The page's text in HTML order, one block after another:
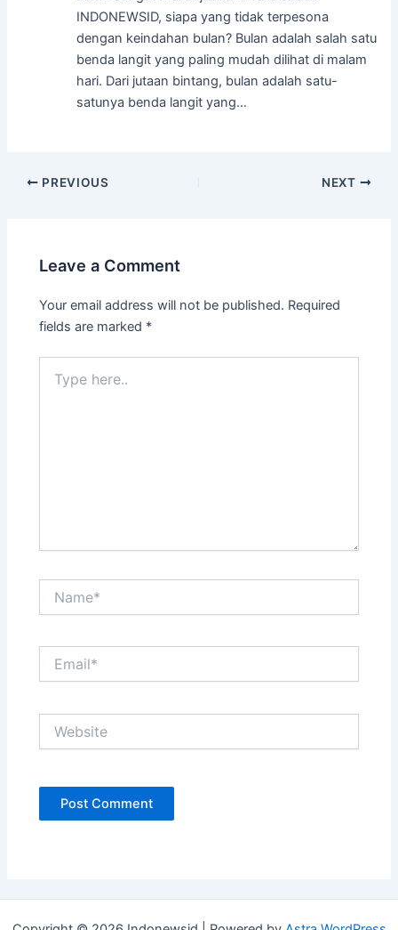
INDONEWSID, siapa yang tidak terpesona
dengan keindahan bulan? Bulan adalah salah satu
benda langit yang paling mudah dilihat di malam
hari. Dari jutaan bintang, bulan adalah satu-
satunya benda langit yang…
Post
PREVIOUS NEXT
Leave a Comment
Your email address will not be published. Required
fields are marked *
here..